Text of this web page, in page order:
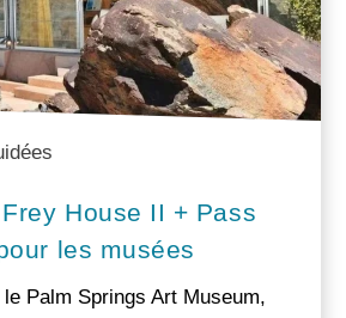
House II + Pass
les musées
Palm Springs Art Museum,